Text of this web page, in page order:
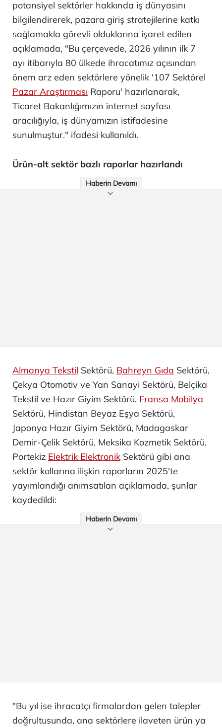
potansiyel sektörler hakkında iş dünyasını
bilgilendirerek, pazara giriş stratejilerine katkı
sağlamakla görevli olduklarına işaret edilen
açıklamada, "Bu çerçevede, 2026 yılının ilk 7
ayı itibarıyla 80 ülkede ihracatımız açısından
önem arz eden sektörlere yönelik '107 Sektörel
Pazar Araştırması Raporu' hazırlanarak,
Ticaret Bakanlığımızın internet sayfası
aracılığıyla, iş dünyamızın istifadesine
sunulmuştur." ifadesi kullanıldı.
Ürün-alt sektör bazlı raporlar hazırlandı
Haberin Devamı
Almanya Tekstil Sektörü, Bahreyn Gıda Sektörü,
Çekya Otomotiv ve Yan Sanayi ​Sektörü, Belçika
Tekstil ve Hazır Giyim Sektörü, Fransa Mobilya
Sektörü, Hindistan Beyaz Eşya Sektörü,
Japonya Hazır Giyim Sektörü, Madagaskar
Demir-Çelik Sektörü, Meksika Kozmetik Sektörü,
Portekiz Elektrik Elektronik Sektörü gibi ana
sektör kollarına ilişkin raporların 2025'te
yayımlandığı anımsatılan açıklamada, şunlar
kaydedildi:
Haberin Devamı
"Bu yıl ise ihracatçı firmalardan gelen talepler
doğrultusunda, ana sektörlere ilaveten ürün ya